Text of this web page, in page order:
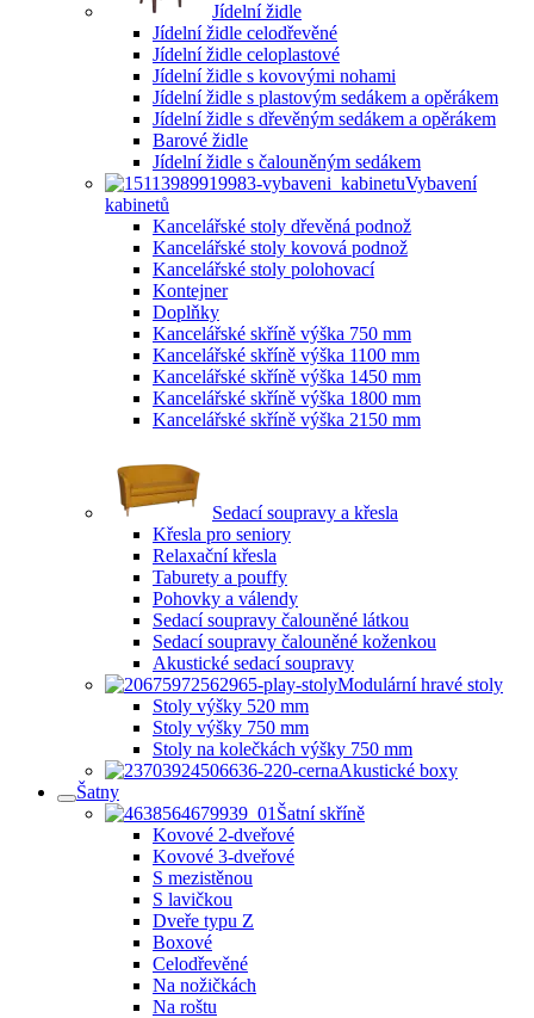
Jídelní židle
Jídelní židle celodřevěné
Jídelní židle celoplastové
Jídelní židle s kovovými nohami
Jídelní židle s plastovým sedákem a opěrákem
Jídelní židle s dřevěným sedákem a opěrákem
Barové židle
Jídelní židle s čalouněným sedákem
Vybavení
kabinetů
Kancelářské stoly dřevěná podnož
Kancelářské stoly kovová podnož
Kancelářské stoly polohovací
Kontejner
Doplňky
Kancelářské skříně výška 750 mm
Kancelářské skříně výška 1100 mm
Kancelářské skříně výška 1450 mm
Kancelářské skříně výška 1800 mm
Kancelářské skříně výška 2150 mm
Sedací soupravy a křesla
Křesla pro seniory
Relaxační křesla
Taburety a pouffy
Pohovky a válendy
Sedací soupravy čalouněné látkou
Sedací soupravy čalouněné koženkou
Akustické sedací soupravy
Modulární hravé stoly
Stoly výšky 520 mm
Stoly výšky 750 mm
Stoly na kolečkách výšky 750 mm
Akustické boxy
Šatny
Šatní skříně
Kovové 2-dveřové
Kovové 3-dveřové
S mezistěnou
S lavičkou
Dveře typu Z
Boxové
Celodřevěné
Na nožičkách
Na roštu